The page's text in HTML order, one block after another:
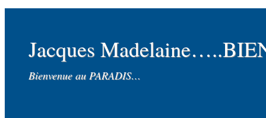
Jacques
Bienvenue au PARADIS…